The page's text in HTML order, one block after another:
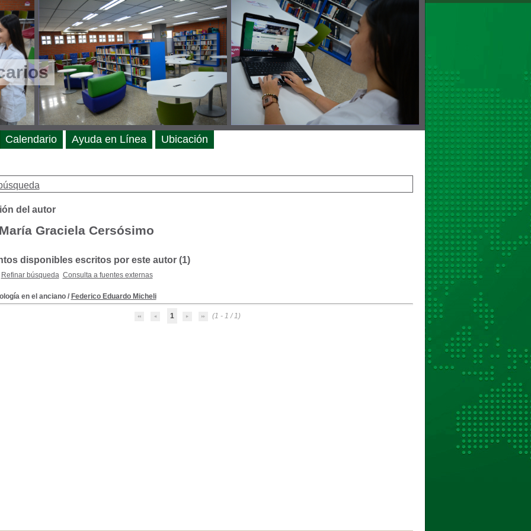
del autor
Graciela Cersósimo
disponibles escritos por este autor (1)
Refinar búsqueda Consulta a fuentes externas
en el anciano/ Federico Eduardo Micheli
1 (1 - 1 / 1)
Calendario Ayuda en Línea Ubicación